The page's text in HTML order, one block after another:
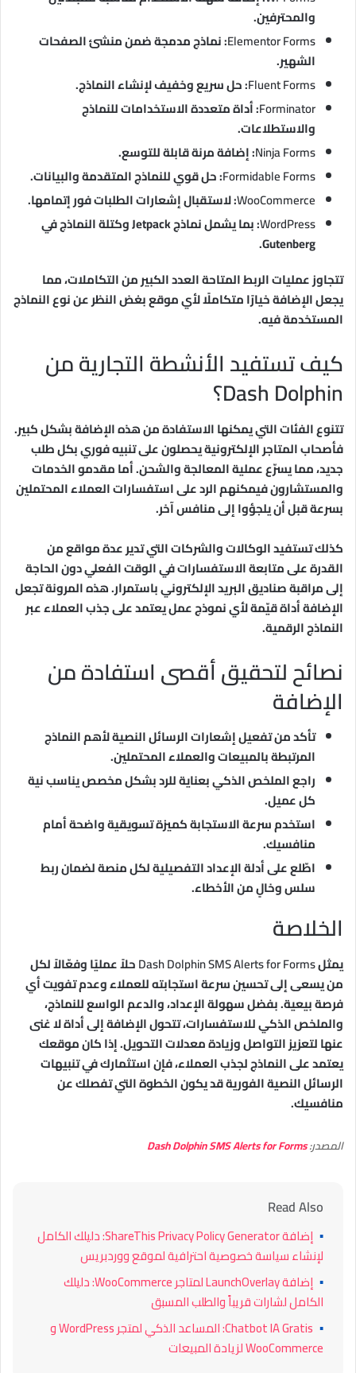
والمحترفين.
Elementor Forms: نماذج مدمجة ضمن منشئ الصفحات
الشهير.
Fluent Forms: حل سريع وخفيف لإنشاء النماذج.
Forminator: أداة متعددة الاستخدامات للنماذج
والاستطلاعات.
Ninja Forms: إضافة مرنة قابلة للتوسع.
Formidable Forms: حل قوي للنماذج المتقدمة والبيانات.
WooCommerce: لاستقبال إشعارات الطلبات فور إتمامها.
WordPress
: بما يشمل نماذج Jetpack وكتلة النماذج في
Gutenberg.
تتجاوز عمليات الربط المتاحة العدد الكبير من التكاملات، مما
يجعل الإضافة خيارًا متكاملًا لأي موقع بغض النظر عن نوع النماذج
المستخدمة فيه.
كيف تستفيد الأنشطة التجارية من
Dash Dolphin؟
تتنوع الفئات التي يمكنها الاستفادة من هذه الإضافة بشكل كبير.
فأصحاب المتاجر الإلكترونية يحصلون على تنبيه فوري بكل طلب
جديد، مما يسرّع عملية المعالجة والشحن. أما مقدمو الخدمات
والمستشارون فيمكنهم الرد على استفسارات العملاء المحتملين
بسرعة قبل أن يلجؤوا إلى منافس آخر.
كذلك تستفيد الوكالات والشركات التي تدير عدة مواقع من
القدرة على متابعة الاستفسارات في الوقت الفعلي دون الحاجة
إلى مراقبة صناديق البريد الإلكتروني باستمرار. هذه المرونة تجعل
الإضافة أداة قيّمة لأي نموذج عمل يعتمد على جذب العملاء عبر
النماذج الرقمية.
نصائح لتحقيق أقصى استفادة من
الإضافة
تأكد من تفعيل إشعارات الرسائل النصية لأهم النماذج
المرتبطة بالمبيعات والعملاء المحتملين.
راجع الملخص الذكي بعناية للرد بشكل مخصص يناسب نية
كل عميل.
استخدم سرعة الاستجابة كميزة تسويقية واضحة أمام
منافسيك.
اطّلع على أدلة الإعداد التفصيلية لكل منصة لضمان ربط
سلس وخالٍ من الأخطاء.
الخلاصة
يمثلDash Dolphin SMS Alerts for Formsحلاً عمليًا وفعّالاً لكل
من يسعى إلى تحسين سرعة استجابته للعملاء وعدم تفويت أي
فرصة بيعية. بفضل سهولة الإعداد، والدعم الواسع للنماذج،
والملخص الذكي للاستفسارات، تتحول الإضافة إلى أداة لا غنى
عنها لتعزيز التواصل وزيادة معدلات التحويل. إذا كان موقعك
يعتمد على النماذج لجذب العملاء، فإن استثمارك في تنبيهات
الرسائل النصية الفورية قد يكون الخطوة التي تفصلك عن
منافسيك.
المصدر:Dash Dolphin SMS Alerts for Forms
Read Also
▪
إضافة ShareThis Privacy Policy Generator: دليلك الكامل
لإنشاء سياسة خصوصية احترافية لموقع ووردبريس
▪
إضافة LaunchOverlay لمتاجر WooCommerce: دليلك
الكامل لشارات قريباً والطلب المسبق
▪
Chatbot IA Gratis: المساعد الذكي لمتجر WordPress و
WooCommerce لزيادة المبيعات